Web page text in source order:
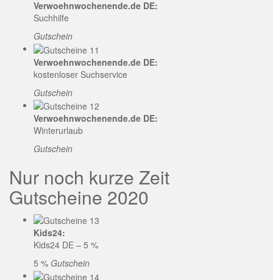
Verwoehnwochenende.de DE:
Suchhilfe
Gutschein
Verwoehnwochenende.de DE:
kostenloser Suchservice
Gutschein
Verwoehnwochenende.de DE:
Winterurlaub
Gutschein
Nur noch kurze Zeit
Gutscheine 2020
Kids24:
Kids24 DE – 5 %
5 % Gutschein